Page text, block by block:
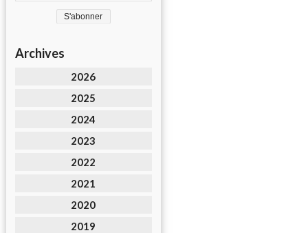
Archives
2026
2025
2024
2023
2022
2021
2020
2019